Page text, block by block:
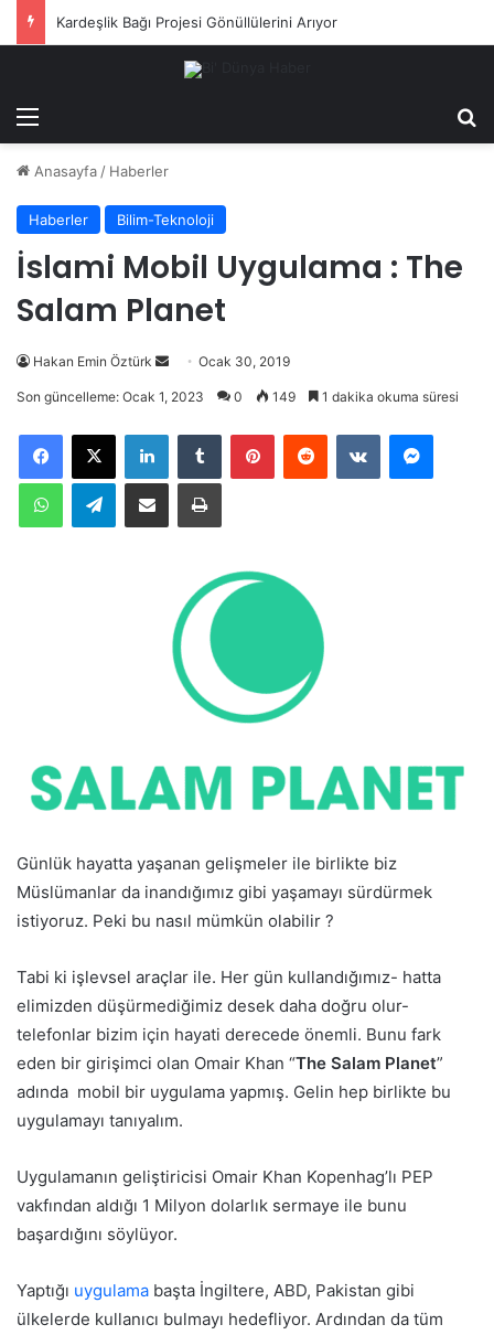
Kardeşlik Bağı Projesi Gönüllülerini Arıyor
Menü
Anasayfa / Haberler
Haberler Bilim-Teknoloji
İslami Mobil Uygulama : The
Salam Planet
Hakan Emin Öztürk
Bir
göndermek
Ocak 30, 2019
Son güncelleme: Ocak 1, 2023 0 149 1 dakika okuma süresi
LinkedInTumblr PinterestReddit VKontakte
WhatsAppTelegramE-Posta ile paylaş Yazdır
Günlük hayatta yaşanan gelişmeler ile birlikte biz
Müslümanlar da inandığımız gibi yaşamayı sürdürmek
istiyoruz. Peki bu nasıl mümkün olabilir ?
Tabi ki işlevsel araçlar ile. Her gün kullandığımız- hatta
elimizden düşürmediğimiz desek daha doğru olur-
telefonlar bizim için hayati derecede önemli. Bunu fark
eden bir girişimci olan Omair Khan “The Salam Planet”
adında mobil bir uygulama yapmış. Gelin hep birlikte bu
uygulamayı tanıyalım.
Uygulamanın geliştiricisi Omair Khan Kopenhag’lı PEP
vakfından aldığı 1 Milyon dolarlık sermaye ile bunu
başardığını söylüyor.
Yaptığı uygulama başta İngiltere, ABD, Pakistan gibi
ülkelerde kullanıcı bulmayı hedefliyor. Ardından da tüm